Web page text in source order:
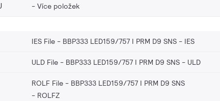
Více položek
IES File - BBP333 LED159/757 I PRM D9 SNS IES
ULD File - BBP333 LED159/757 I PRM D9 SNS ULD
ROLF File - BBP333 LED159/757 I PRM D9 SNS
ROLFZ